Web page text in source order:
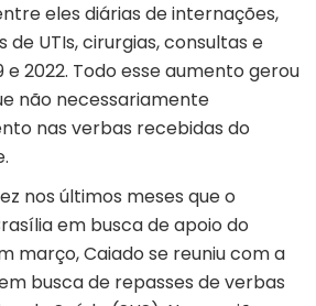
eles diárias de internações,
UTIs, cirurgias, consultas e
e 2022. Todo esse aumento gerou
não necessariamente
nas verbas recebidas do
nos últimos meses que o
em busca de apoio do
março, Caiado se reuniu com a
busca de repasses de verbas